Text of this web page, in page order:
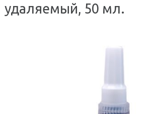
удаляемый, 50 мл.